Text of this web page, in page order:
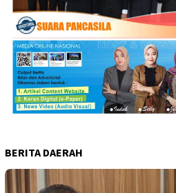
BERITA DAERAH